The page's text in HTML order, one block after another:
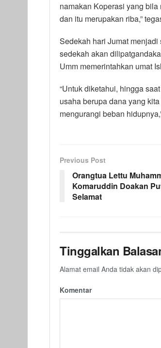
namakan Koperasi yang
dan itu merupakan riba,”
Sedekah hari Jumat
sedekah akan
Umm memerintahkan umat
“Untuk diketahui, hingga
usaha berupa dana yang
mengurangi beban
Previous Post
Orangtua Lettu
Komaruddin Doakan
Selamat
Tinggalkan
Alamat email Anda tidak akan
Komentar